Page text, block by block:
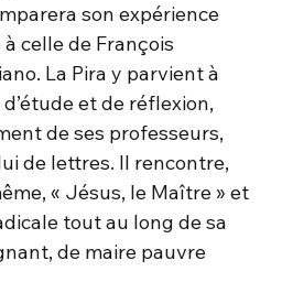
son expérience
celle de François
La Pira y parvient à
et de réflexion,
de ses professeurs,
de lettres. Il rencontre,
« Jésus, le Maître » et
tout au long de sa
de maire pauvre